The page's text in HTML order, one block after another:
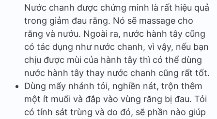
Nước chanh được chứng minh là rất hiệu quả
trong giảm đau răng. Nó sẽ massage cho
răng và nướu. Ngoài ra, nước hành tây cũng
có tác dụng như nước chanh, vì vậy, nếu bạn
chịu được mùi của hành tây thì có thể dùng
nước hành tây thay nước chanh cũng rất tốt.
Dùng mấy nhánh tỏi, nghiền nát, trộn thêm
một ít muối và đắp vào vùng răng bị đau. Tỏi
có tính sát trùng và do đó, sẽ phần nào giúp